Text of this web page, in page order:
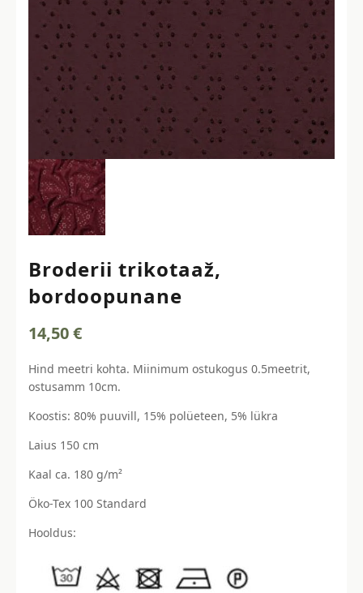
Broderii trikotaaž,
bordoopunane
14,50€
Hind meetri kohta. Miinimum ostukogus 0.5meetrit,
ostusamm 10cm.
Koostis: 80% puuvill, 15% polüeteen, 5% lükra
Laius 150 cm
Kaal ca. 180 g/m²
Öko-Tex 100 Standard
Hooldus: